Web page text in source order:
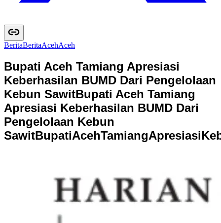
BeritaBeritaAcehAceh
Bupati Aceh Tamiang Apresiasi
Keberhasilan BUMD Dari Pengelolaan
Kebun SawitBupati Aceh Tamiang
Apresiasi Keberhasilan BUMD Dari
Pengelolaan Kebun
SawitBupatiAcehTamiangApresiasiKe